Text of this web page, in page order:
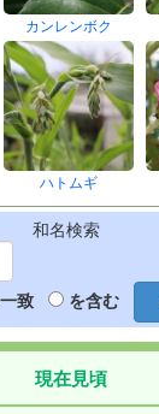
カンレンボク
ハトムギ
和名検索
致 を含む
現在見頃